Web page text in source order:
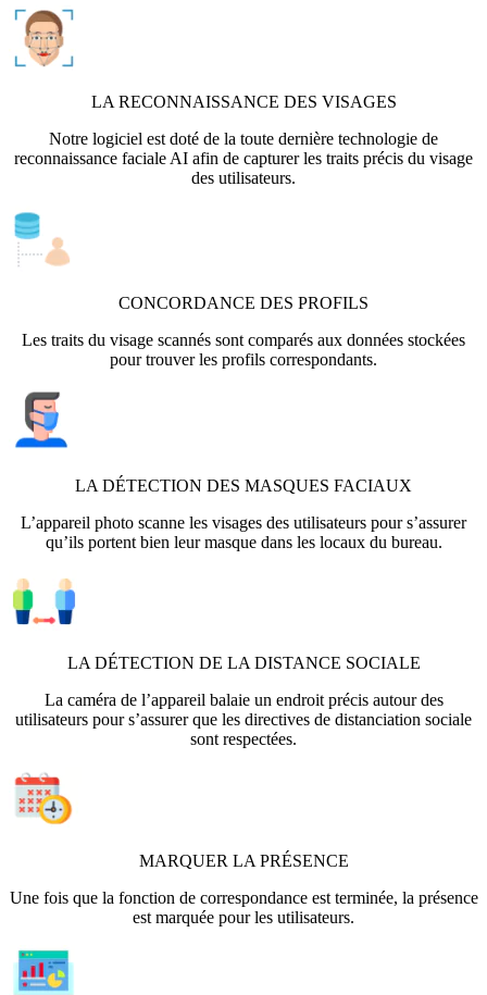
LA RECONNAISSANCE DES VISAGES
Notre logiciel est doté de la toute dernière technologie de
reconnaissance faciale AI afin de capturer les traits précis du visage
des utilisateurs.
CONCORDANCE DES PROFILS
Les traits du visage scannés sont comparés aux données stockées
pour trouver les profils correspondants.
LA DÉTECTION DES MASQUES FACIAUX
L’appareil photo scanne les visages des utilisateurs pour s’assurer
qu’ils portent bien leur masque dans les locaux du bureau.
LA DÉTECTION DE LA DISTANCE SOCIALE
La caméra de l’appareil balaie un endroit précis autour des
utilisateurs pour s’assurer que les directives de distanciation sociale
sont respectées.
MARQUER LA PRÉSENCE
Une fois que la fonction de correspondance est terminée, la présence
est marquée pour les utilisateurs.